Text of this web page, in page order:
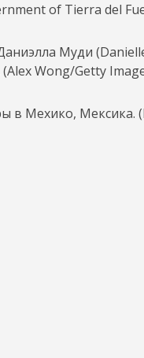
of Tierra del
Муди
Wong/Getty
в Мехико, Мексика.